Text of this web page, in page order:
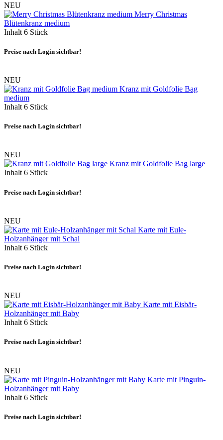
NEU
Merry Christmas
Blütenkranz medium
Inhalt 6 Stück
Preise nach Login sichtbar!
NEU
Kranz mit Goldfolie Bag
medium
Inhalt 6 Stück
Preise nach Login sichtbar!
NEU
Kranz mit Goldfolie Bag large
Inhalt6 Stück
Preise nach Login sichtbar!
NEU
Karte mit Eule-
Holzanhänger mit Schal
Inhalt 6 Stück
Preise nach Login sichtbar!
NEU
Karte mit Eisbär-
Holzanhänger mit Baby
Inhalt 6 Stück
Preise nach Login sichtbar!
NEU
Karte mit Pinguin-
Holzanhänger mit Baby
Inhalt 6 Stück
Preise nach Login sichtbar!